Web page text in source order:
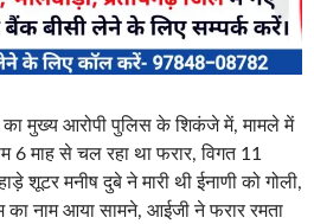
का मुख्य आरोपी पुलिस के शिकंजे में, मामले में
6 माह से चल रहा था फरार, विगत 11
शूटर मनीष दुबे ने मारी थी ईनाणी को गोली,
का नाम आया सामने, आईजी ने फरार रमता